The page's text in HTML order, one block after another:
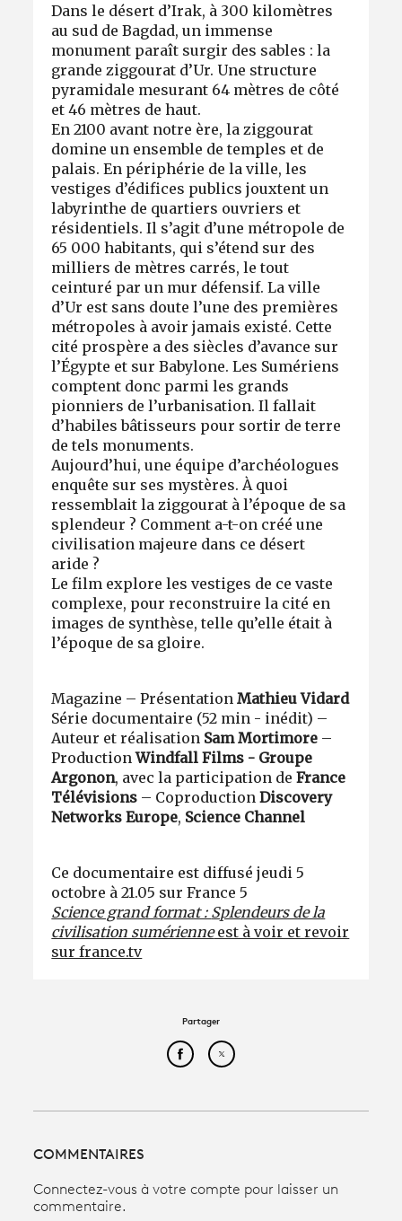
Dans le désert d’Irak, à 300 kilomètres
au sud de Bagdad, un immense
monument paraît surgir des sables : la
grande ziggourat d’Ur. Une structure
pyramidale mesurant 64 mètres de côté
et 46 mètres de haut.
En 2100 avant notre ère, la ziggourat
domine un ensemble de temples et de
palais. En périphérie de la ville, les
vestiges d’édifices publics jouxtent un
labyrinthe de quartiers ouvriers et
résidentiels. Il s’agit d’une métropole de
65 000 habitants, qui s’étend sur des
milliers de mètres carrés, le tout
ceinturé par un mur défensif. La ville
d’Ur est sans doute l’une des premières
métropoles à avoir jamais existé. Cette
cité prospère a des siècles d’avance sur
l’Égypte et sur Babylone. Les Sumériens
comptent donc parmi les grands
pionniers de l’urbanisation. Il fallait
d’habiles bâtisseurs pour sortir de terre
de tels monuments.
Aujourd’hui, une équipe d’archéologues
enquête sur ses mystères. À quoi
ressemblait la ziggourat à l’époque de sa
splendeur ? Comment a-t-on créé une
civilisation majeure dans ce désert
aride ?
Le film explore les vestiges de ce vaste
complexe, pour reconstruire la cité en
images de synthèse, telle qu’elle était à
l’époque de sa gloire.
Magazine – PrésentationMathieu Vidard
Série documentaire (52 min - inédit) –
Auteur et réalisation Sam Mortimore –
ProductionWindfall Films - Groupe
Argonon, avec la participation deFrance
Télévisions – CoproductionDiscovery
Networks Europe, Science Channel
Ce documentaire est diffusé jeudi 5
octobre à 21.05 sur France 5
Science grand format : Splendeurs de la
civilisation sumérienneest à voir et revoir
sur france.tv
Partager
Partager cet article sur
Partager cet article sur
COMMENTAIRES
Connectez-vous à votre compte pour laisser un
commentaire.